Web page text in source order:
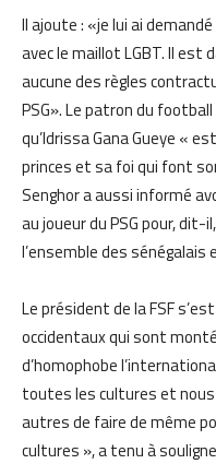
Il ajoute : «je lui ai
avec le maillot LGBT. Il est
aucune des règles
PSG». Le patron du
qu’Idrissa Gana Gueye «
princes et sa foi qui font
Senghor a aussi informé
au joueur du PSG pour,
l’ensemble des
Le président de la FSF
occidentaux qui sont
d’homophobe
toutes les cultures et
autres de faire de même
cultures », a tenu à